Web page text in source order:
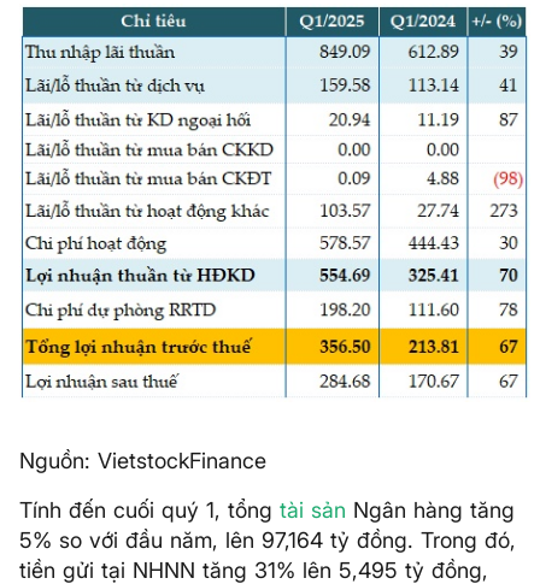
Nguồn: VietstockFinance
Tính đến cuối quý 1, tổng tài sản Ngân hàng tăng
5% so với đầu năm, lên 97,164 tỷ đồng. Trong đó,
tiền gửi tại NHNN tăng 31% lên 5,495 tỷ đồng,